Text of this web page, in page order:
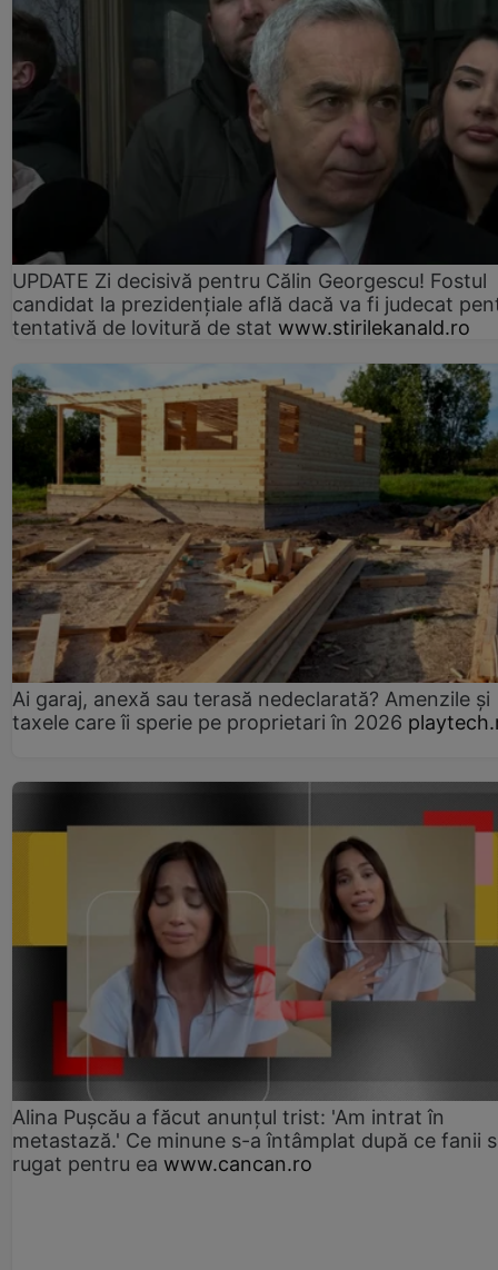
UPDATE Zi decisivă pentru Călin Georgescu! Fostul
candidat la prezidențiale află dacă va fi judecat
tentativă de lovitură de stat www.stirilekanald.ro
Ai garaj, anexă sau terasă nedeclarată? Amenzile și
taxele care îi sperie pe proprietari în 2026
Alina Pușcău a făcut anunțul trist: 'Am intrat în
metastază.' Ce minune s-a întâmplat după ce fanii
rugat pentru ea www.cancan.ro